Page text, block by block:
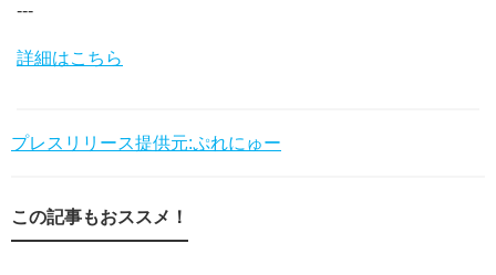
---
詳細はこちら
プレスリリース提供元:ぷれにゅー
この記事もおススメ！